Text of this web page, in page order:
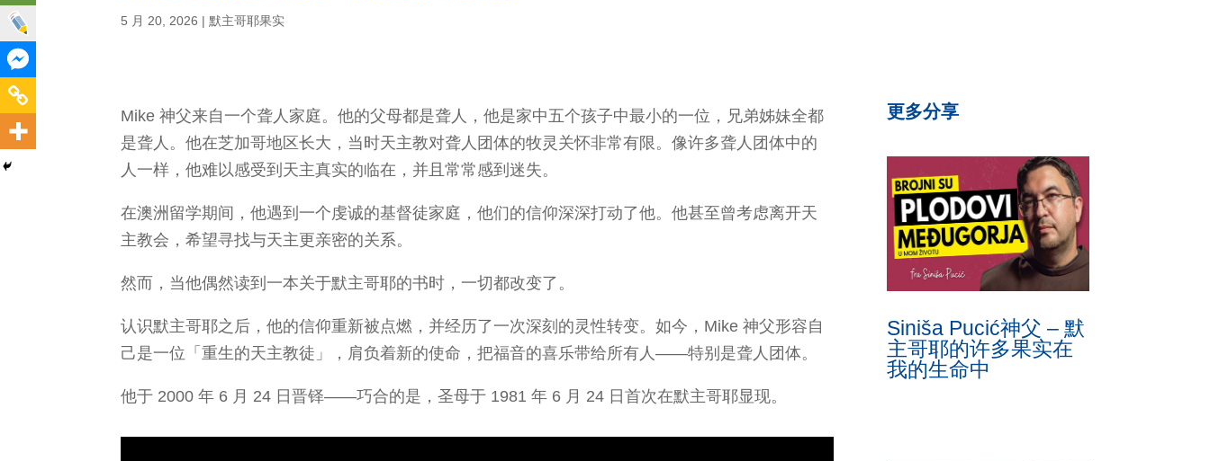
5 月 20, 2026 |默主哥耶果实
Mike 神父来自一个聋人家庭。他的父母都是聋人，他是家中五个孩子中最小的一位，兄弟姊妹全都
是聋人。他在芝加哥地区长大，当时天主教对聋人团体的牧灵关怀非常有限。像许多聋人团体中的
人一样，他难以感受到天主真实的临在，并且常常感到迷失。
在澳洲留学期间，他遇到一个虔诚的基督徒家庭，他们的信仰深深打动了他。他甚至曾考虑离开天
主教会，希望寻找与天主更亲密的关系。
然而，当他偶然读到一本关于默主哥耶的书时，一切都改变了。
认识默主哥耶之后，他的信仰重新被点燃，并经历了一次深刻的灵性转变。如今，Mike 神父形容自
己是一位「重生的天主教徒」，肩负着新的使命，把福音的喜乐带给所有人——特别是聋人团体。
他于 2000 年 6 月 24 日晋铎——巧合的是，圣母于 1981 年 6 月 24 日首次在默主哥耶显现。
更多分享
Siniša Pucić神父 – 默
主哥耶的许多果实在
我的生命中